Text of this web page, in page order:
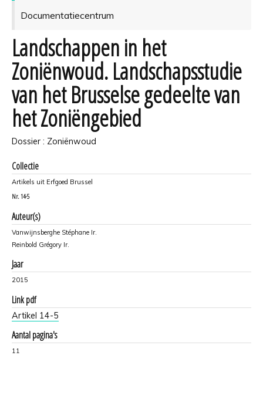
Documentatiecentrum
Landschappen in het
Zoniënwoud. Landschapsstudie
van het Brusselse gedeelte van
het Zoniëngebied
Dossier : Zoniënwoud
Collectie
Artikels uit Erfgoed Brussel
Nr. 14-5
Auteur(s)
Vanwijnsberghe Stéphane Ir.
Reinbold Grégory Ir.
Jaar
2015
Link pdf
Artikel 14-5
Aantal pagina's
11